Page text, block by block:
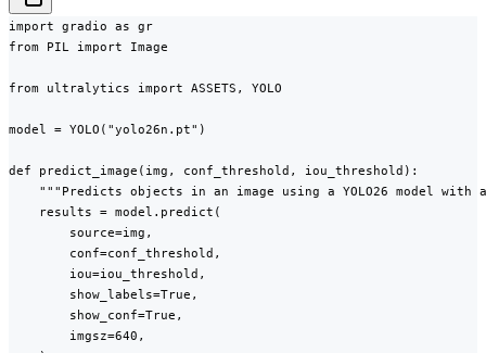
import gradio as gr
from PIL import Image
from ultralytics import ASSETS, YOLO
model = YOLO("yolo26n.pt")
def predict_image(img, conf_threshold, iou_threshold):
"""Predicts objects in an image using a YOLO26 model with
    results = model.predict(
        source=img,
        conf=conf_threshold,
        iou=iou_threshold,
        show_labels=True,
        show_conf=True,
        imgsz=640,